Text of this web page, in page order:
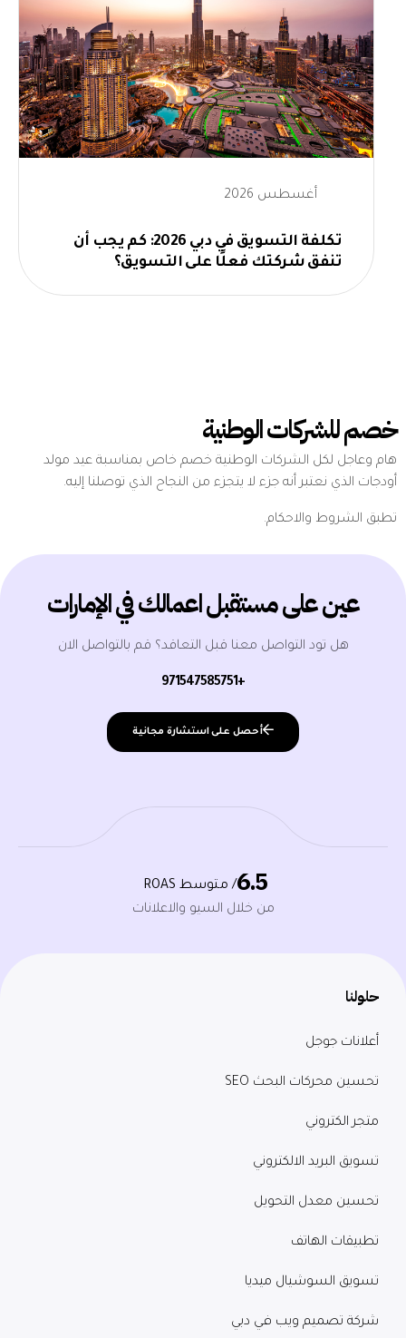
أغسطس 2026
تكلفة التسويق في دبي 2026: كم يجب أن
تنفق شركتك فعلًا على التسويق؟
خصم للشركات الوطنية
هام وعاجل لكل الشركات الوطنية خصم خاص بمناسبة عيد مولد
أودجات الذي نعتبر أنه جزء لا يتجزء من النجاح الذي توصلنا إليه.
تطبق الشروط والاحكام.
عين على مستقبل اعمالك في الإمارات
هل تود التواصل معنا قبل التعاقد؟ قم بالتواصل الان
+971547585751
أحصل على استشارة مجانية
6.5/ متوسط ROAS
من خلال السيو والاعلانات
حلولنا
أعلانات جوجل
تحسين محركات البحث SEO
متجر الكتروني
تسويق البريد الالكتروني
تحسين معدل التحويل
تطبيقات الهاتف
تسويق السوشيال ميديا
شركة تصميم ويب في دبي